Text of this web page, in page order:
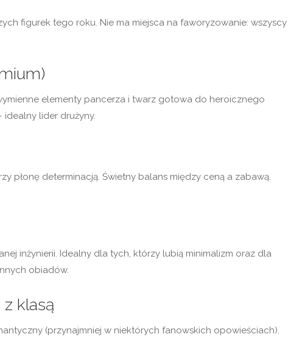
figurek tego roku. Nie ma miejsca na faworyzowanie: wszyscy
elementy pancerza i twarz gotowa do heroicznego
lider drużyny.
płonę determinacją. Świetny balans między ceną a zabawą.
inżynierii. Idealny dla tych, którzy lubią minimalizm oraz dla
obiadów.
klasą
(przynajmniej w niektórych fanowskich opowieściach).